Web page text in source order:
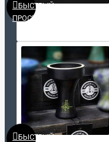
БЫСТРЫЙ
ПРОСМОТР
БЫСТРЫЙ